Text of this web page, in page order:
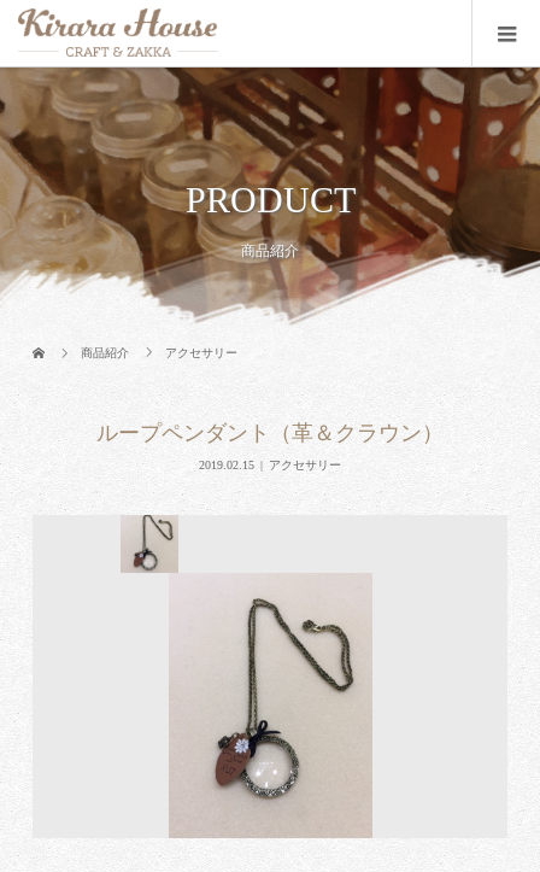
PRODUCT
商品紹介
商品紹介 アクセサリー
ループペンダント（革＆クラウン）
2019.02.15 アクセサリー